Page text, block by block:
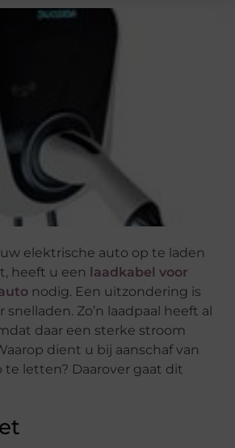
elektrische auto op te laden
heeft u een laadkabel voor
nodig. Een uitzondering is
snelladen. Zo’n laadpaal heeft al
daar een sterke stroom
dient u bij aanschaf van
te letten? Daarover gaat dit